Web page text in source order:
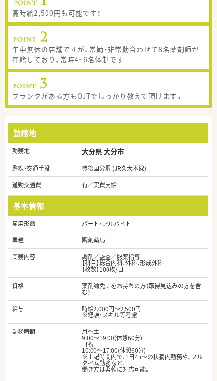
高時給2,500円も可能です！
年中無休の店舗ですが、常勤・非常勤合わせて8名薬剤師が
在籍しており、常時4~6名体制です
ブランクがある方もOJTでしっかり教えて頂けます。
勤務地
勤務地 大分県 大分市
路線・交通手段
豊後国分駅 (JR久大本線)
通勤交通費
有／実費支給
基本情報
雇用形態
パート・アルバイト
業種
調剤薬局
業務内容
調剤／監査／服薬指導
【科目】総合内科、外科、形成外科
【枚数】100枚/日
資格
薬剤師免許をお持ちの方（取得見込みの方を含
む）
給与
時給2,000円～2,500円
※経験・スキル等考慮
勤務時間
月～土
9:00～19:00(休憩60分)
日祝
10:00～17:00(休憩60分)
※上記時間内で、1日4h～の扶養内勤務や、フル
タイム勤務など、
働き方は柔軟に対応可能。